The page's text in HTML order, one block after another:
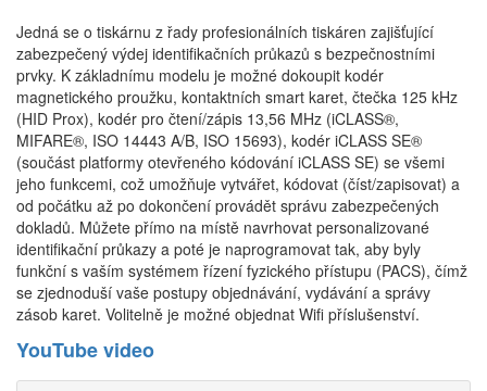
Jedná se o tiskárnu z řady profesionálních tiskáren zajišťující
zabezpečený výdej identifikačních průkazů s bezpečnostními
prvky. K základnímu modelu je možné dokoupit kodér
magnetického proužku, kontaktních smart karet, čtečka 125 kHz
(HID Prox), kodér pro čtení/zápis 13,56 MHz (iCLASS®,
MIFARE®, ISO 14443 A/B, ISO 15693), kodér iCLASS SE®
(součást platformy otevřeného kódování iCLASS SE) se všemi
jeho funkcemi, což umožňuje vytvářet, kódovat (číst/zapisovat) a
od počátku až po dokončení provádět správu zabezpečených
dokladů. Můžete přímo na místě navrhovat personalizované
identifikační průkazy a poté je naprogramovat tak, aby byly
funkční s vaším systémem řízení fyzického přístupu (PACS), čímž
se zjednoduší vaše postupy objednávání, vydávání a správy
zásob karet. Volitelně je možné objednat Wifi příslušenství.
YouTube video